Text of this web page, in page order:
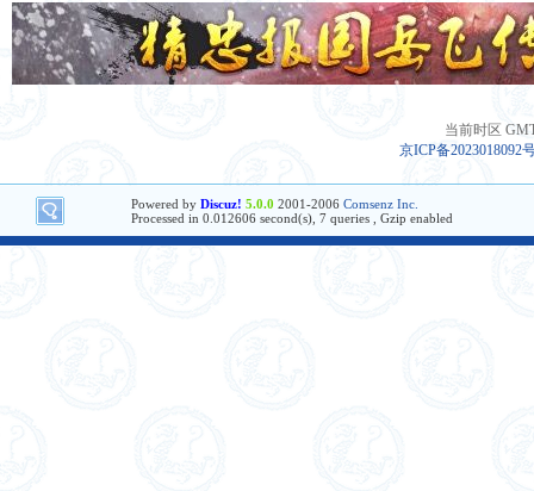
当前时区
京ICP备2023018092
Powered by Discuz! 5.0.0 2001-2006 Comsenz Inc.
Processed in 0.012606 second(s), 7 queries , Gzip enabled